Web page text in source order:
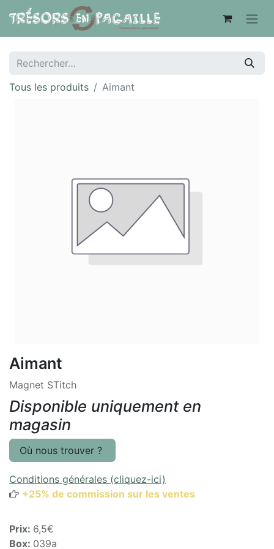
Tous les produits Aimant
Aimant
Magnet STitch
Disponible uniquement en
magasin
Où nous trouver ?
Conditions générales (cliquez-ici)
+25% de commission sur les ventes
Prix: 6,5€
Box: 039a